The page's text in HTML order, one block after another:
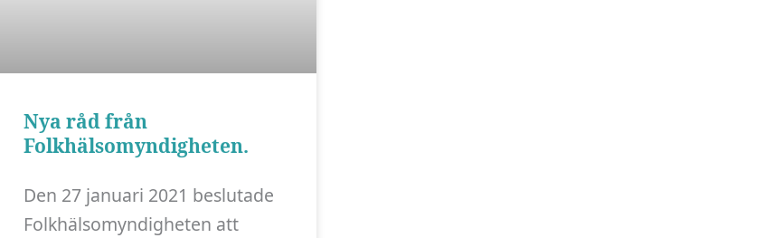
Nya råd från
Folkhälsomyndigheten.
Den 27 januari 2021 beslutade
Folkhälsomyndigheten att